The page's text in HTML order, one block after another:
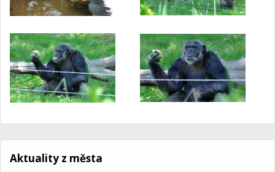
Aktuality z města